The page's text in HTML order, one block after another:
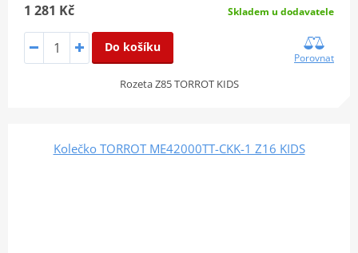
1 281 Kč Skladem u dodavatele
Do košíku
Porovnat
Rozeta Z85 TORROT KIDS
Kolečko TORROT ME42000TT-CKK-1 Z16 KIDS